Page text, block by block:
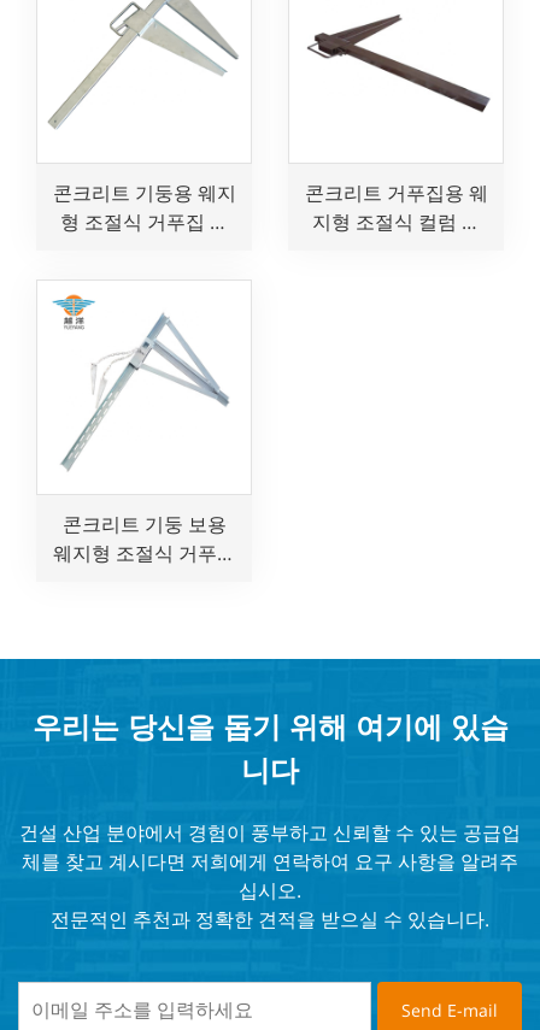
콘크리트 기둥용 웨지
형 조절식 거푸집 클
콘크리트 거푸집용 웨
지형 조절식 컬럼 클
콘크리트 기둥 보용
웨지형 조절식 거푸집
우리는 당신을 돕기 위해 여기에 있습
니다
건설 산업 분야에서 경험이 풍부하고 신뢰할 수 있는 공급업
체를 찾고 계시다면 저희에게 연락하여 요구 사항을 알려주
십시오.
전문적인 추천과 정확한 견적을 받으실 수 있습니다.